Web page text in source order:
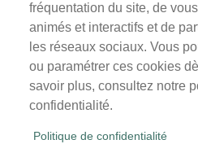
fréquentation du site, de
animés et interactifs et de
les réseaux sociaux. Vous
ou paramétrer ces cookies
savoir plus, consultez notre
confidentialité.
Politique de confidentialité
Mairie de Survilliers
3 rue de la Liberté
95470 Survilliers
Tél. 01 34 68 26 00